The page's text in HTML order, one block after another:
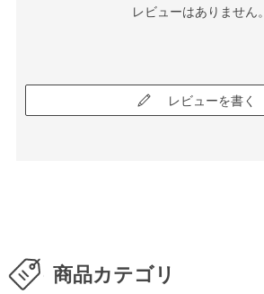
レビューはありません。
レビューを書く
商品カテゴリ